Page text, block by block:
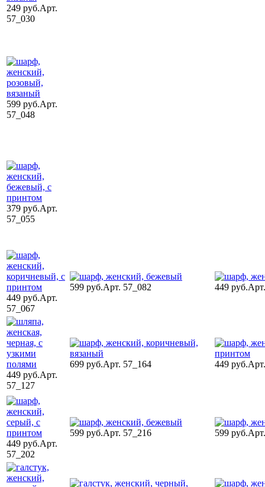
249 руб.Арт.
57_030
599 руб.Арт.
57_048
379 руб.Арт.
57_055
449 руб.Арт.
57_067
599 руб.Арт. 57_082 449 руб.
449 руб.Арт.
57_127
699 руб.Арт. 57_164 449 руб.
449 руб.Арт.
57_202
599 руб.Арт. 57_216 599 руб.